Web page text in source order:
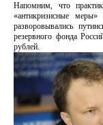
Напомним, что
«антикризисные
разворовывались
резервного фонда
рублей.